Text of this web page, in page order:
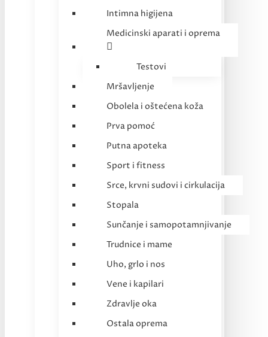
Intimna higijena
Medicinski aparati i oprema
Testovi
Mršavljenje
Obolela i oštećena koža
Prva pomoć
Putna apoteka
Sport i fitness
Srce, krvni sudovi i cirkulacija
Stopala
Sunčanje i samopotamnjivanje
Trudnice i mame
Uho, grlo i nos
Vene i kapilari
Zdravlje oka
Ostala oprema